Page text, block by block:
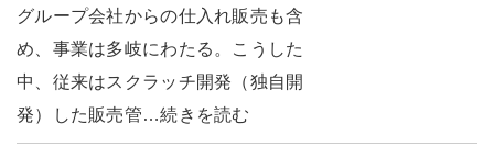
グループ会社からの仕入れ販売も含
め、事業は多岐にわたる。こうした
中、従来はスクラッチ開発（独自開
発）した販売管…続きを読む